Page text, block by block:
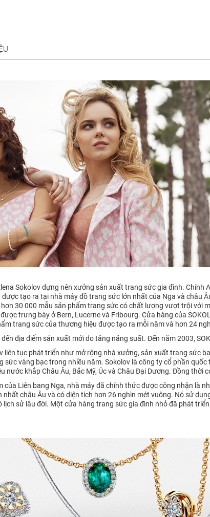
Sokolov dựng nên xưởng sản xuất trang sức gia đình. Chính
tạo ra tại nhà máy đồ trang sức lớn nhất của Nga và châu
30 000 mẫu sản phẩm trang sức có chất lượng vượt trội với
trưng bày ở Bern, Lucerne và Fribourg. Cửa hàng của
trang sức của thương hiệu được tạo ra mỗi năm và hơn 24
địa điểm sản xuất mới do tăng năng suất. Đến năm 2003,
liên tục phát triển như mở rộng nhà xưởng, sản xuất trang sức
sức vàng bạc trong nhiều năm. Sokolov là công ty cổ phần
nước khắp Châu Âu, Bắc Mỹ, Úc và Châu Đại Dương. Đồng thời
của Liên bang Nga, nhà máy đã chính thức được công nhận là
nhất châu Âu và có diện tích hơn 26 nghìn mét vuông. Nó sử
lịch sử lâu đời. Một cửa hàng trang sức gia đình nhỏ đã phát